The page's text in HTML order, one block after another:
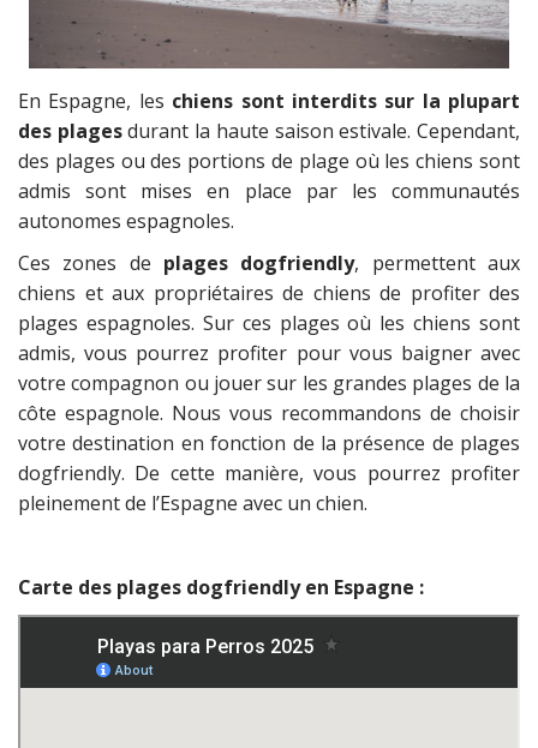
En Espagne, les chiens sont interdits sur la plupart
des plagesdurant la haute saison estivale. Cependant,
des plages ou des portions de plage où les chiens sont
admis sont mises en place par les communautés
autonomes espagnoles.
Ces zones de plages dogfriendly, permettent aux
chiens et aux propriétaires de chiens de profiter des
plages espagnoles. Sur ces plages où les chiens sont
admis, vous pourrez profiter pour vous baigner avec
votre compagnon ou jouer sur les grandes plages de la
côte espagnole. Nous vous recommandons de choisir
votre destination en fonction de la présence de plages
dogfriendly. De cette manière, vous pourrez profiter
pleinement de l’Espagne avec un chien.
Carte des plages dogfriendly en Espagne :